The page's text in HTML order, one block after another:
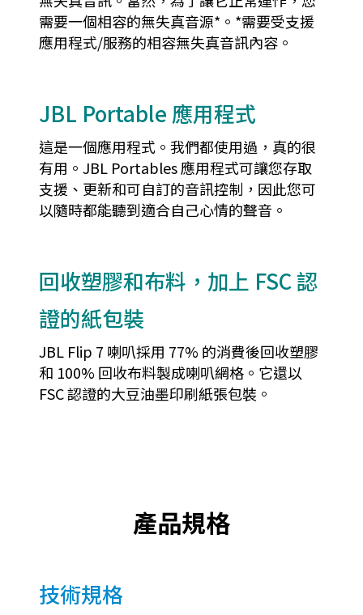
需要一個相容的無失真音源*。*需要受支援
應用程式/服務的相容無失真音訊內容。
JBL Portable 應用程式
這是一個應用程式。我們都使用過，真的很
有用。JBL Portables 應用程式可讓您存取
支援、更新和可自訂的音訊控制，因此您可
以隨時都能聽到適合自己心情的聲音。
回收塑膠和布料，加上 FSC 認
證的紙包裝
JBL Flip 7 喇叭採用 77% 的消費後回收塑膠
和 100% 回收布料製成喇叭網格。它還以
FSC 認證的大豆油墨印刷紙張包裝。
產品規格
技術規格